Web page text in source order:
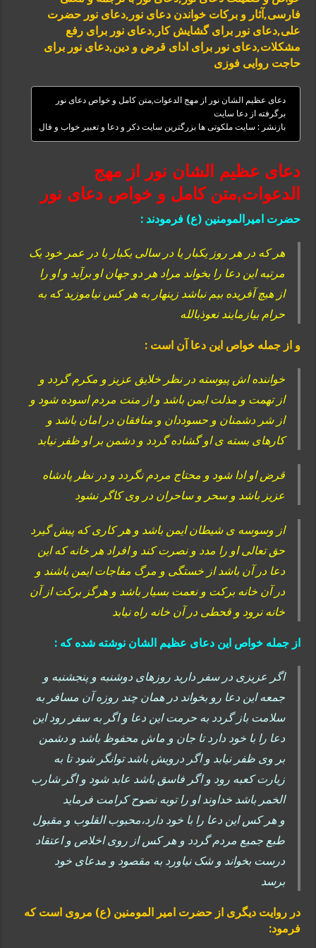
فارسی,آثار و برکات خواندن دعای نور,دعای نور حضرت
علی,دعای نور برای گشایش کار,دعای نور برای رفع
مشکلات,دعای نور برای ادای قرض و دین,دعای نور برای
حاجت روایی فوزی
دعای عظیم الشان نور از مهج الدعوات,متن کامل و خواص دعای نور
برگرفته از دعا سایت
بازنشر : سایت ملکوتی ها بزرگترین سایت ذکر و دعا و تعبیر خواب و فال
دعای عظیم الشان نور از مهج
الدعوات,متن کامل و خواص دعای نور
حضرت امیرالمومنین (ع) فرمودند :
هر که در هر روز یکبار یا در سالی یکبار یا در عمر خود یک
مرتبه این دعا را بخواند مراد هر دو جهان او برآید و او را
از هیچ آفریده بیم نباشد زینهار به هر کس نیاموزید که به
حرام بیازمایند نعوذبالله
و از جمله خواص این دعا آن است :
خواننده اش پیوسته در نظر خلایق عزیز و مکرم گردد و
از تهمت و مذلت ایمن باشد و از منت مردم اسوده شود و
از شر دشمنان و حسوددان و منافقان در امان باشد و
کارهای بسته ی او گشاده گردد و دشمن بر او ظفر نیابد
قرض او ادا شود و محتاج مردم نگردد و در نظر پادشاه
عزیز باشد و سحر و ساحران در وی کاگر نشود
از وسوسه ی شیطان ایمن باشد و هر کاری که پیش گیرد
حق تعالی او را مدد و نصرت کند و افراد هر خانه که این
دعا در آن باشد از خستگی و مرگ مفاجات ایمن باشند و
در آن خانه برکت و نعمت بسیار باشد و هرگز برکت از آن
خانه نرود و قحطی در آن خانه راه نیابد
از جمله خواص این دعای عظیم الشان نوشته شده که :
اگر عزیزی در سفر دارید روزهای دوشنبه و پنجشنبه و
جمعه این دعا رو بخواند در همان چند روزه آن مسافر به
سلامت باز گردد به حرمت این دعا و اگر به سفر رود این
دعا را با خود دارد تا جان و ماش محفوظ باشد و دشمن
بر وی ظفر نیابد و اگر درویش باشد توانگر شود تا به
زیارت کعبه رود و اگر فاسق باشد عابد شود و اگر شارب
الخمر باشد خداوند او را توبه نصوح کرامت فرماید
و هر کس این دعا را با خود دارد،محبوب القلوب و مقبول
طبع جمیع مردم گردد و هر کس از روی اخلاص و اعتقاد
درست بخواند و شک نیاورد به مقصود و مدعای خود
برسد
در روایت دیگری از حضرت امیر المومنین (ع) مروی است که
فرمود: